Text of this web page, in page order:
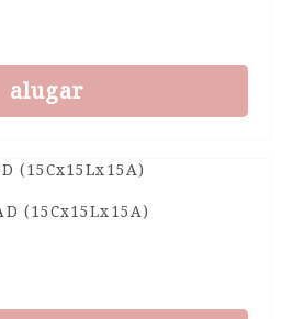
alugar
(15Cx15Lx15A)